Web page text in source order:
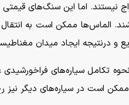
نیستند. اما این سنگ‌های
الماس‌ها ممکن است به
و درنتیجه ایجاد میدان
تکامل سیاره‌های فراخورشیدی
است در سیاره‌های دیگر نیز